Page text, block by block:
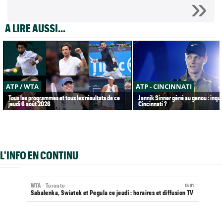
A LIRE AUSSI...
ATP / WTA
Tous les programmes et tous les résultats de ce
jeudi 6 août 2026
ATP - CINCINNATI
Jannik Sinner gêné au genou :
Cincinnati ?
L'INFO EN CONTINU
13:01
WTA - Toronto
Sabalenka, Swiatek et Pegula ce jeudi : horaires et diffusion TV